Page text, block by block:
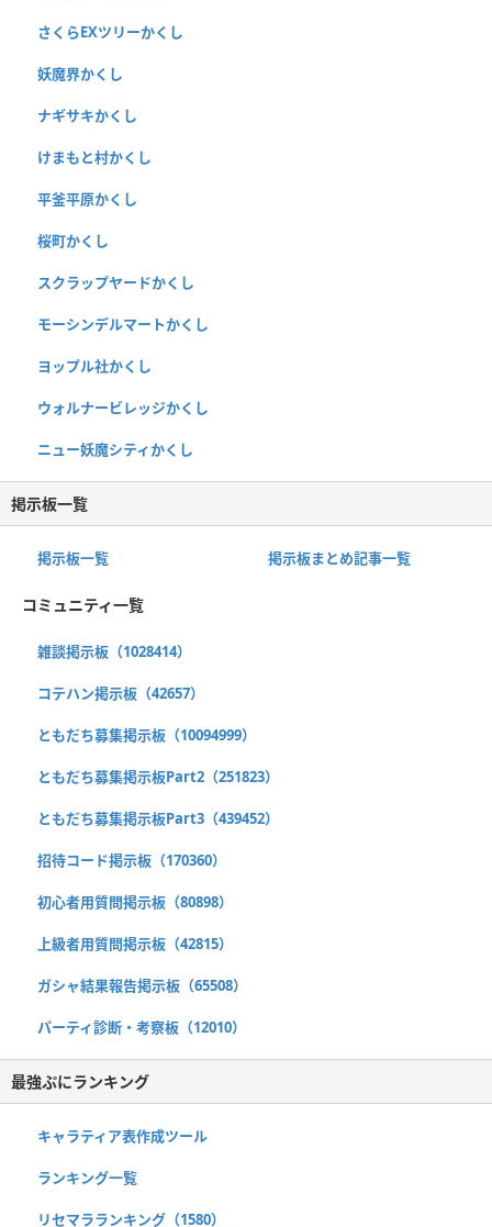
さくらEXツリーかくし
妖魔界かくし
ナギサキかくし
けまもと村かくし
平釜平原かくし
桜町かくし
スクラップヤードかくし
モーシンデルマートかくし
ヨップル社かくし
ウォルナービレッジかくし
ニュー妖魔シティかくし
掲示板一覧
掲示板一覧 掲示板まとめ記事一覧
コミュニティ一覧
雑談掲示板（1028414）
コテハン掲示板（42657）
ともだち募集掲示板（10094999）
ともだち募集掲示板Part2（251823）
ともだち募集掲示板Part3（439452）
招待コード掲示板（170360）
初心者用質問掲示板（80898）
上級者用質問掲示板（42815）
ガシャ結果報告掲示板（65508）
パーティ診断・考察板（12010）
最強ぷにランキング
キャラティア表作成ツール
ランキング一覧
リセマラランキング（1580）